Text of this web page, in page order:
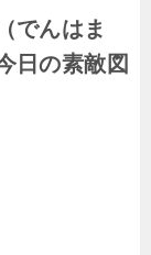
でんはま
日の素敵図